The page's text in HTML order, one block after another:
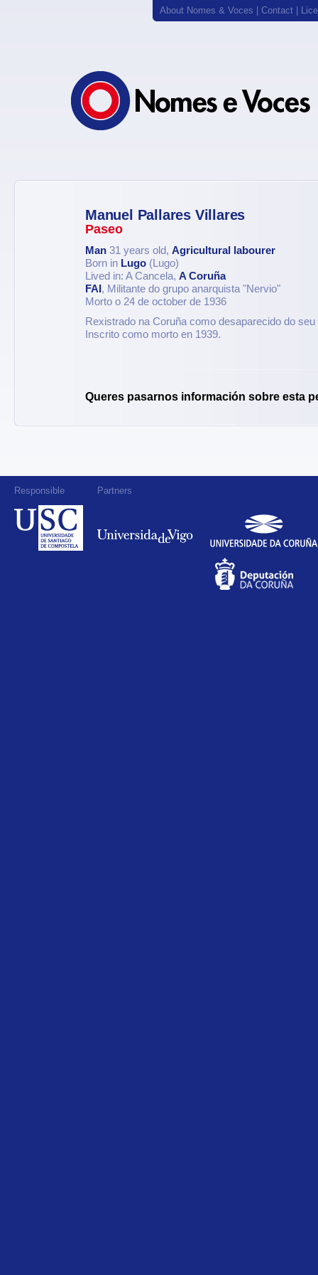
About Nomes & Voces Contact
Manuel Pallares Villares
Paseo
Man 31 years old, Agricultural labourer
Born in Lugo (Lugo)
Lived in: A Cancela, A Coruña
FAI , Militante do grupo anarquista "Nervio"
Morto o 24 de october de 1936
Rexistrado na Coruña como desaparecido do
Inscrito como morto en 1939.
Queres pasarnos información sobre esta
Responsible Partners